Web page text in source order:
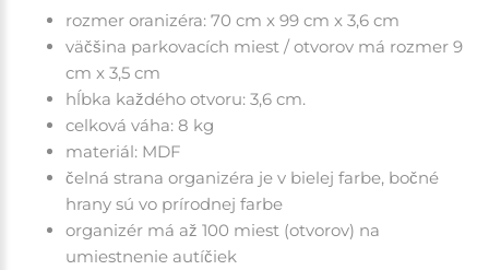
rozmer oranizéra: 70 cm x 99 cm x 3,6 cm
väčšina parkovacích miest / otvorov má rozmer 9
cm x 3,5 cm
hĺbka každého otvoru: 3,6 cm.
celková váha: 8 kg
materiál: MDF
čelná strana organizéra je v bielej farbe, bočné
hrany sú vo prírodnej farbe
organizér má až 100 miest (otvorov) na
umiestnenie autíčiek